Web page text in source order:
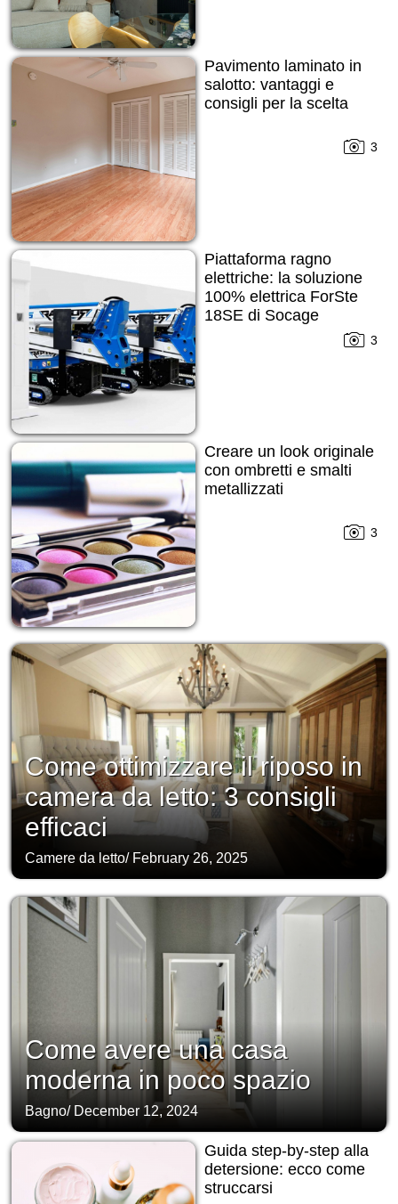
Pavimento laminato in
salotto: vantaggi e
consigli per la scelta
3
Piattaforma ragno
elettriche: la soluzione
100% elettrica ForSte
18SE di Socage
3
Creare un look originale
con ombretti e smalti
metallizzati
3
Come ottimizzare il riposo in
camera da letto: 3 consigli
efficaci
Camere da letto/ February 26, 2025
Come avere una casa
moderna in poco spazio
Bagno/ December 12, 2024
Guida step-by-step alla
detersione: ecco come
struccarsi